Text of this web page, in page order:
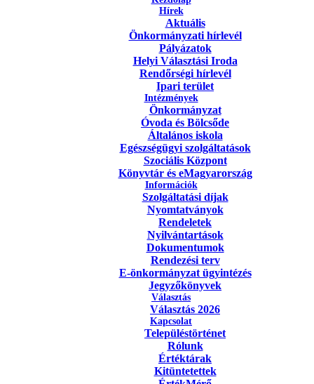
Hírek
Aktuális
Önkormányzati hírlevél
Pályázatok
Helyi Választási Iroda
Rendőrségi hírlevél
Ipari terület
Intézmények
Önkormányzat
Óvoda és Bölcsőde
Általános iskola
Egészségügyi szolgáltatások
Szociális Központ
Könyvtár és eMagyarország
Információk
Szolgáltatási díjak
Nyomtatványok
Rendeletek
Nyilvántartások
Dokumentumok
Rendezési terv
E-önkormányzat ügyintézés
Jegyzőkönyvek
Választás
Választás 2026
Kapcsolat
Településtörténet
Rólunk
Értéktárak
Kitüntetettek